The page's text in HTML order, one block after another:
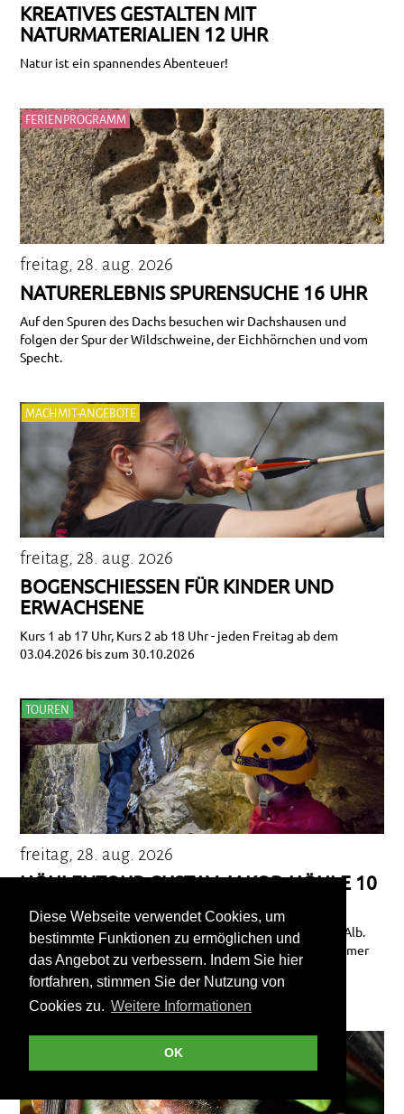
Diese Webseite verwendet Cookies, um
bestimmte Funktionen zu ermöglichen und
das Angebot zu verbessern. Indem Sie hier
fortfahren, stimmen Sie der Nutzung von
Cookies zu. Weitere Informationen
OK
KREATIVES GESTALTEN MIT
NATURMATERIALIEN 12 UHR
Natur ist ein spannendes Abenteuer!
FERIENPROGRAMM
freitag, 28. aug. 2026
NATURERLEBNIS SPURENSUCHE 16 UHR
Auf den Spuren des Dachs besuchen wir Dachshausen und
folgen der Spur der Wildschweine, der Eichhörnchen und vom
Specht.
MACHMIT-ANGEBOTE
freitag, 28. aug. 2026
BOGENSCHIESSEN FÜR KINDER UND E
RWACHSENE
Kurs 1 ab 17 Uhr, Kurs 2 ab 18 Uhr - jeden Freitag ab dem
03.04.2026 bis zum 30.10.2026
TOUREN
freitag, 28. aug. 2026
HÖHLENTOUR GUSTAV-JAKOB-HÖHLE 10
Exkursion in die spannende Unterwelt der Schwäbischen Alb.
Diese Höhle ist ein Klassiker unter den Wilden Höhlen. Immer
freitags von 10 bis 12 Uhr vom 3. April 2026 bis zum 25.
September 2026.